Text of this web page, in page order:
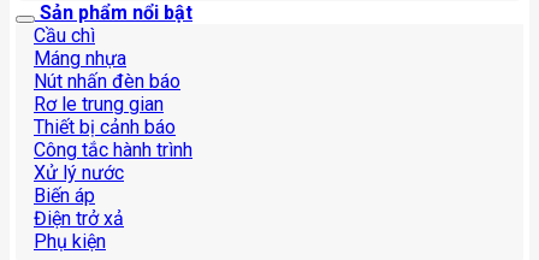
Sản phẩm nổi bật
Cầu chì
Máng nhựa
Nút nhấn đèn báo
Rơ le trung gian
Thiết bị cảnh báo
Công tắc hành trình
Xử lý nước
Biến áp
Điện trở xả
Phụ kiện